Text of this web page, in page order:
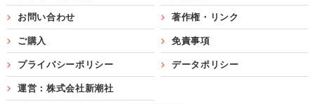
お問い合わせ 著作権・リンク
ご購入 免責事項
プライバシーポリシー データポリシー
運営：株式会社新潮社